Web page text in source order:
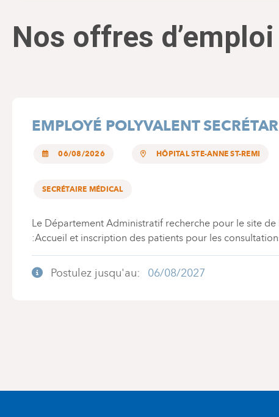
Nos offres d’emploi
EMPLOYÉ POLYVALENT
06/08/2026 HÔPITAL STE-ANNE ST-REMI
SECRÉTAIRE MÉDICAL
Le Département Administratif recherche pour le site
:Accueil et inscription des patients pour les
Postulez jusqu'au: 06/08/2027